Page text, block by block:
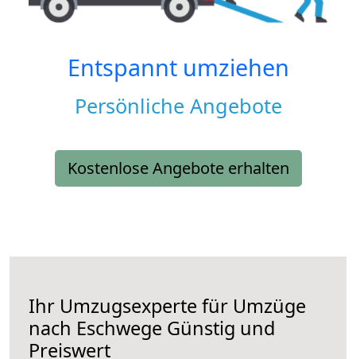
Entspannt umziehen
Persönliche Angebote
Kostenlose Angebote erhalten
Ihr Umzugsexperte für Umzüge
nach Eschwege Günstig und
Preiswert